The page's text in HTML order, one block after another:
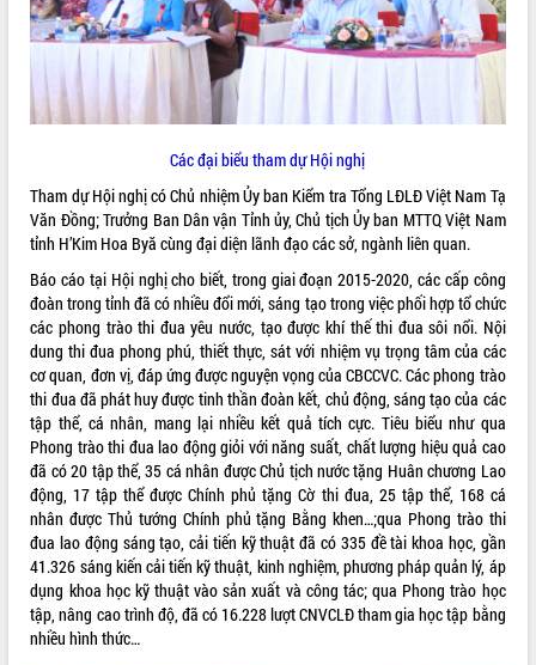
VIDEO
Trailer Lễ hội Sầu riêng Đắk Lắk năm
2026
Các đại biểu tham dự Hội nghị
Tham dự Hội nghị có Chủ nhiệm Ủy ban Kiểm tra Tổng LĐLĐ Việt Nam Tạ
Văn Đồng; Trưởng Ban Dân vận Tỉnh ủy, Chủ tịch Ủy ban MTTQ Việt Nam
tỉnh H’Kim Hoa Byă cùng đại diện lãnh đạo các sở, ngành liên quan.
Báo cáo tại Hội nghị cho biết, trong giai đoạn 2015-2020, các cấp công
đoàn trong tỉnh đã có nhiều đổi mới, sáng tạo trong việc phối hợp tổ chức
các phong trào thi đua yêu nước, tạo được khí thế thi đua sôi nổi. Nội
dung thi đua phong phú, thiết thực, sát với nhiệm vụ trọng tâm của các
cơ quan, đơn vị, đáp ứng được nguyện vọng của CBCCVC. Các phong trào
thi đua đã phát huy được tinh thần đoàn kết, chủ động, sáng tạo của các
tập thể, cá nhân, mang lại nhiều kết quả tích cực. Tiêu biểu như qua
Phong trào thi đua lao động giỏi với năng suất, chất lượng hiệu quả cao
đã có 20 tập thể, 35 cá nhân được Chủ tịch nước tặng Huân chương Lao
động, 17 tập thể được Chính phủ tặng Cờ thi đua, 25 tập thể, 168 cá
nhân được Thủ tướng Chính phủ tặng Bằng khen…;qua Phong trào thi
đua lao động sáng tạo, cải tiến kỹ thuật đã có 335 đề tài khoa học, gần
41.326 sáng kiến cải tiến kỹ thuật, kinh nghiệm, phương pháp quản lý, áp
dụng khoa học kỹ thuật vào sản xuất và công tác; qua Phong trào học
tập, nâng cao trình độ, đã có 16.228 lượt CNVCLĐ tham gia học tập bằng
nhiều hình thức…